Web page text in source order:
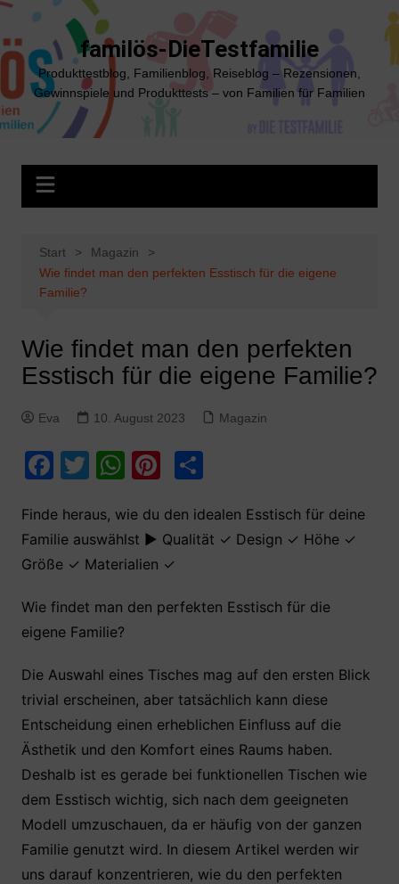
Zum
springen
familös-DieTestfamilie
Produkttestblog, Familienblog, Reiseblog – Rezensionen,
Gewinnspiele und Produkttests – von Familien für Familien
Start
Magazin
Wie findet man den perfekten Esstisch für die eigene
Familie?
Wie findet man den perfekten
Esstisch für die eigene Familie?
Eva 10. August 2023 Magazin
F
c
e
b
o
o
k
T
itt
er
W
at
s
A
p
Pi
er
e
st
T
le
n
Finde heraus, wie du den idealen Esstisch für deine
Familie auswählst ► Qualität ✓ Design ✓ Höhe ✓
Größe ✓ Materialien ✓
Wie findet man den perfekten Esstisch für die
eigene Familie?
Die Auswahl eines Tisches mag auf den ersten Blick
trivial erscheinen, aber tatsächlich kann diese
Entscheidung einen erheblichen Einfluss auf die
Ästhetik und den Komfort eines Raums haben.
Deshalb ist es gerade bei funktionellen Tischen wie
dem Esstisch wichtig, sich nach dem geeigneten
Modell umzuschauen, da er häufig von der ganzen
Familie genutzt wird. In diesem Artikel werden wir
uns darauf konzentrieren, wie du den perfekten